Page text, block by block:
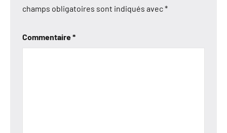
champs obligatoires sont indiqués avec*
Commentaire*